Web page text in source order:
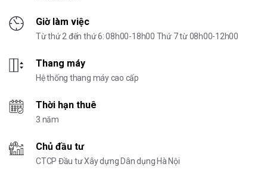
Giờ làm việc
Từ thứ 2 đến thứ 6: 08h00-18h00 Thứ 7 từ 08h00-12h00
Thang máy
Hệ thống thang máy cao cấp
Thời hạn thuê
3 năm
Chủ đầu tư
CTCP Đầu tư Xây dựng Dân dụng Hà Nội